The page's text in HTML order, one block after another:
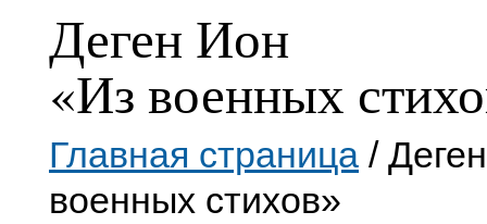
Деген Ион
«Из военных
Главная страница /
военных стихов»